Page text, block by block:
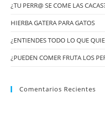
¿TU PERR@ SE COME LAS
HIERBA GATERA PARA GATOS
¿ENTIENDES TODO LO QUE
¿PUEDEN COMER FRUTA LOS
Comentarios Recientes